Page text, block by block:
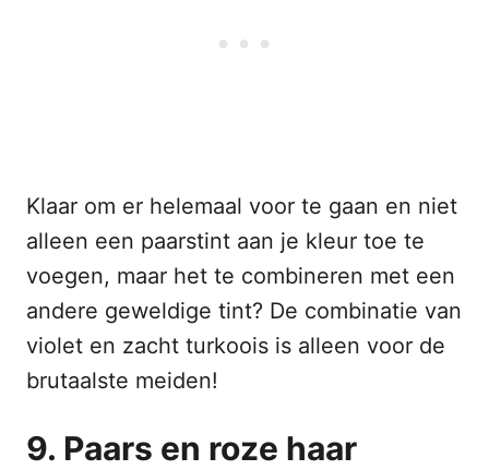
Klaar om er helemaal voor te gaan en niet
alleen een paarstint aan je kleur toe te
voegen, maar het te combineren met een
andere geweldige tint? De combinatie van
violet en zacht turkoois is alleen voor de
brutaalste meiden!
9. Paars en roze haar